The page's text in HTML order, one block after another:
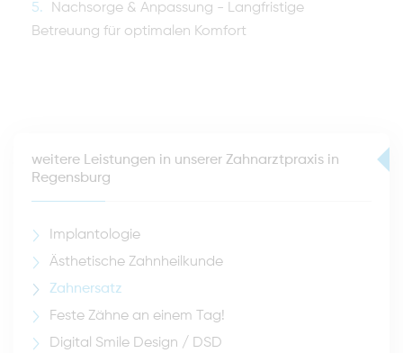
Nachsorge & Anpassung - Langfristige
Betreuung für optimalen Komfort
weitere Leistungen in unserer Zahnarztpraxis in
Regensburg
Implantologie
Ästhetische Zahnheilkunde
Zahnersatz
Feste Zähne an einem Tag!
Digital Smile Design / DSD